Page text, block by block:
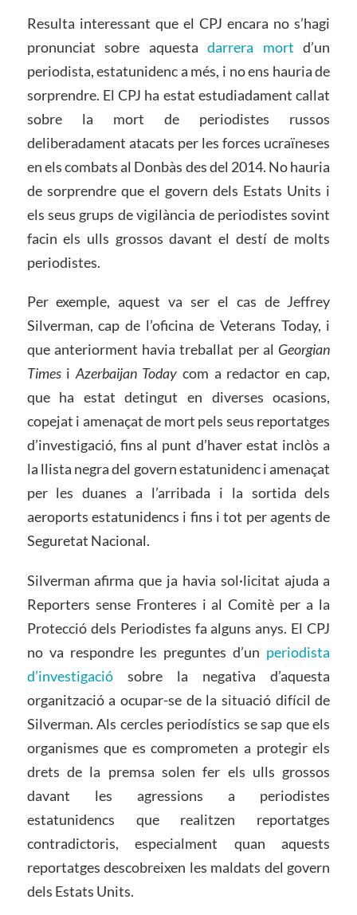
Resulta interessant que el CPJ encara no s’hagi
pronunciat sobre aquestadarrera mort d’un
periodista, estatunidenc a més, i no ens hauria de
sorprendre. El CPJ ha estat estudiadament callat
sobre la mort de periodistes russos
deliberadament atacats per les forces ucraïneses
en els combats al Donbàs des del 2014. No hauria
de sorprendre que el govern dels Estats Units i
els seus grups de vigilància de periodistes sovint
facin els ulls grossos davant el destí de molts
periodistes.
Per exemple, aquest va ser el cas de Jeffrey
Silverman, cap de l’oficina de Veterans Today, i
que anteriorment havia treballat per al Georgian
Timesi Azerbaijan Today com a redactor en cap,
que ha estat detingut en diverses ocasions,
copejat i amenaçat de mort pels seus reportatges
d’investigació, fins al punt d’haver estat inclòs a
la llista negra del govern estatunidenc i amenaçat
per les duanes a l’arribada i la sortida dels
aeroports estatunidencs i fins i tot per agents de
Seguretat Nacional.
Silverman afirma que ja havia sol·licitat ajuda a
Reporters sense Fronteres i al Comitè per a la
Protecció dels Periodistes fa alguns anys. El CPJ
no va respondre les preguntes d’un periodista
d’investigaciósobre la negativa d’aquesta
organització a ocupar-se de la situació difícil de
Silverman. Als cercles periodístics se sap que els
organismes que es comprometen a protegir els
drets de la premsa solen fer els ulls grossos
davant les agressions a periodistes
estatunidencs que realitzen reportatges
contradictoris, especialment quan aquests
reportatges descobreixen les maldats del govern
dels Estats Units.